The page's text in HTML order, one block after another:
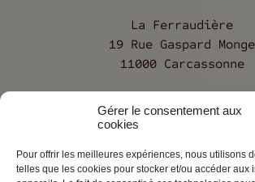
Gérer le consentement aux
cookies
Pour offrir les meilleures expériences, nous utilisons
telles que les cookies pour stocker et/ou accéder aux
La Ferraudière
19 Rue Gaspard Monge
11000 Carcassonne
04 68 25 12 68
Société